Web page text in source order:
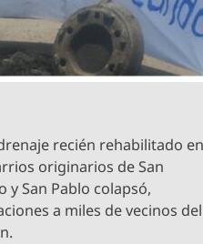
recién rehabilitado
originarios de San
y San Pablo colapsó,
a miles de vecinos del